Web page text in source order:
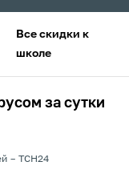
Все скидки к
школе
за сутки
ТСН24